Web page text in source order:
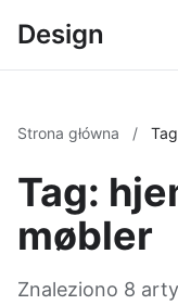
Design
Strona główna /
Tag:
møbler
Znaleziono 8